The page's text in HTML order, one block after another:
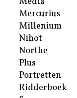
Mercurius
Millenium
Nihot
Northe
Plus
Portretten
Ridderboek